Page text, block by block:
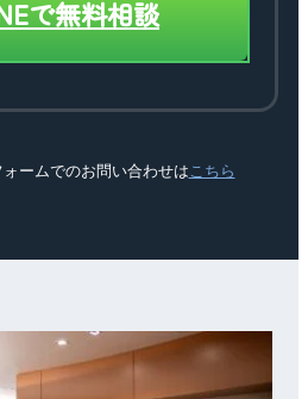
で無料相談
ームでのお問い合わせは こちら